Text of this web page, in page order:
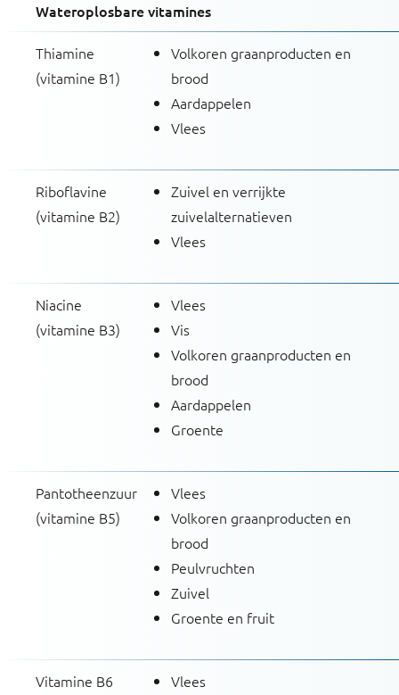
Wateroplosbare vitamines
Thiamine
(vitamine B1)
Volkoren graanproducten en
brood
Aardappelen
Vlees
Riboflavine
(vitamine B2)
Zuivel en verrijkte
zuivelalternatieven
Vlees
Niacine
(vitamine B3)
Vlees
Vis
Volkoren graanproducten en
brood
Aardappelen
Groente
Pantotheenzuur
(vitamine B5)
Vlees
Volkoren graanproducten en
brood
Peulvruchten
Zuivel
Groente en fruit
Vitamine B6
Vlees